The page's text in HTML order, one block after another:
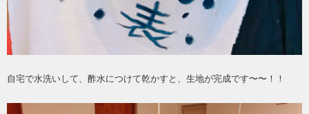
自宅で水洗いして、酢水につけて乾かすと、生地が完成です〜〜！！